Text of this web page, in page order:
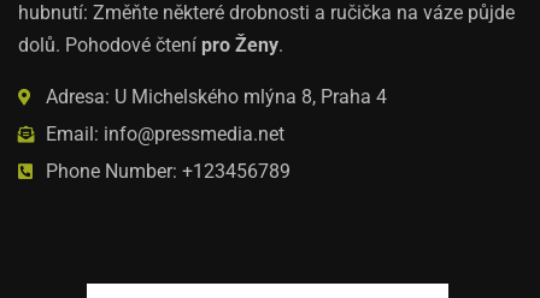
hubnutí: Změňte některé drobnosti a ručička na váze půjde
dolů. Pohodové čtení pro Ženy.
Adresa: U Michelského mlýna 8, Praha 4
Email: info@pressmedia.net
Phone Number: +123456789